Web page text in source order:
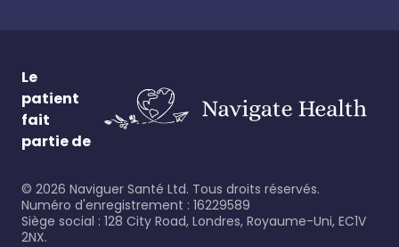
Le
patient
fait
partie de
© 2026 Naviguer Santé Ltd. Tous droits réservés.
Numéro d'enregistrement : 16229589
Siège social : 128 City Road, Londres, Royaume-Uni, EC1V
2NX.